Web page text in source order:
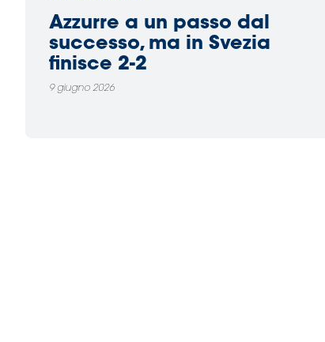
Azzurre a un passo dal
successo, ma in Svezia
finisce 2-2
9 giugno 2026